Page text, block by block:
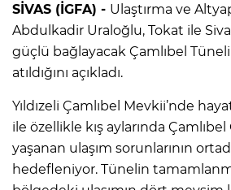
SİVAS (İGFA) - Ulaştırma ve
Abdulkadir Uraloğlu, Tokat ile
güçlü bağlayacak Çamlıbel
atıldığını açıkladı.
Yıldızeli Çamlıbel Mevkii’nde
ile özellikle kış aylarında Çamlıbel
yaşanan ulaşım sorunlarının
hedefleniyor. Tünelin